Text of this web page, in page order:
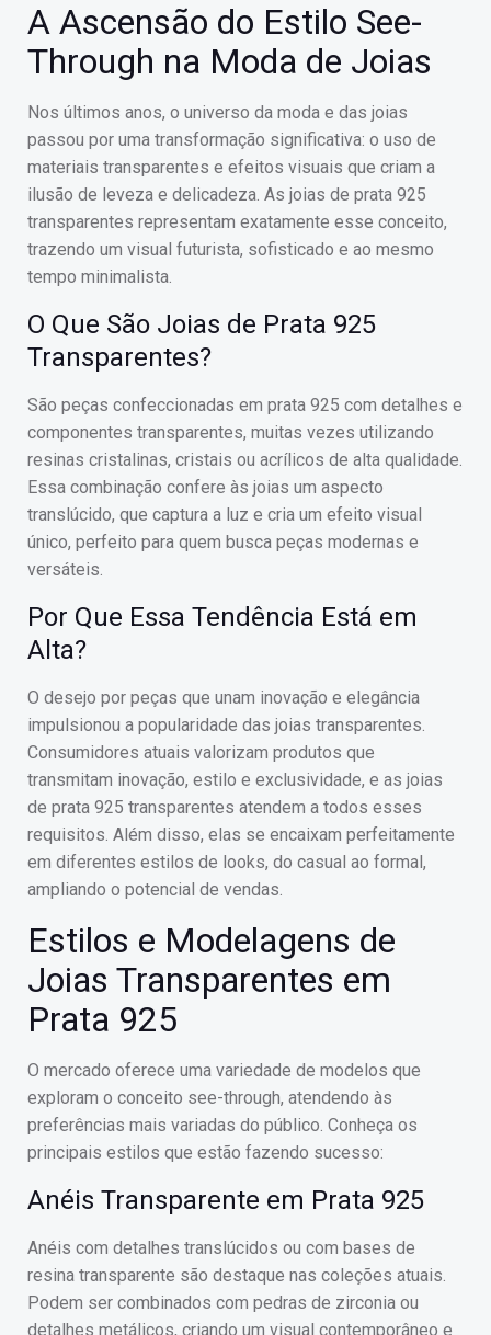
A Ascensão do Estilo See-
Through na Moda de Joias
Nos últimos anos, o universo da moda e das joias
passou por uma transformação significativa: o uso de
materiais transparentes e efeitos visuais que criam a
ilusão de leveza e delicadeza. As joias de prata 925
transparentes representam exatamente esse conceito,
trazendo um visual futurista, sofisticado e ao mesmo
tempo minimalista.
O Que São Joias de Prata 925
Transparentes?
São peças confeccionadas em prata 925 com detalhes e
componentes transparentes, muitas vezes utilizando
resinas cristalinas, cristais ou acrílicos de alta qualidade.
Essa combinação confere às joias um aspecto
translúcido, que captura a luz e cria um efeito visual
único, perfeito para quem busca peças modernas e
versáteis.
Por Que Essa Tendência Está em
Alta?
O desejo por peças que unam inovação e elegância
impulsionou a popularidade das joias transparentes.
Consumidores atuais valorizam produtos que
transmitam inovação, estilo e exclusividade, e as joias
de prata 925 transparentes atendem a todos esses
requisitos. Além disso, elas se encaixam perfeitamente
em diferentes estilos de looks, do casual ao formal,
ampliando o potencial de vendas.
Estilos e Modelagens de
Joias Transparentes em
Prata 925
O mercado oferece uma variedade de modelos que
exploram o conceito see-through, atendendo às
preferências mais variadas do público. Conheça os
principais estilos que estão fazendo sucesso:
Anéis Transparente em Prata 925
Anéis com detalhes translúcidos ou com bases de
resina transparente são destaque nas coleções atuais.
Podem ser combinados com pedras de zirconia ou
detalhes metálicos, criando um visual contemporâneo e